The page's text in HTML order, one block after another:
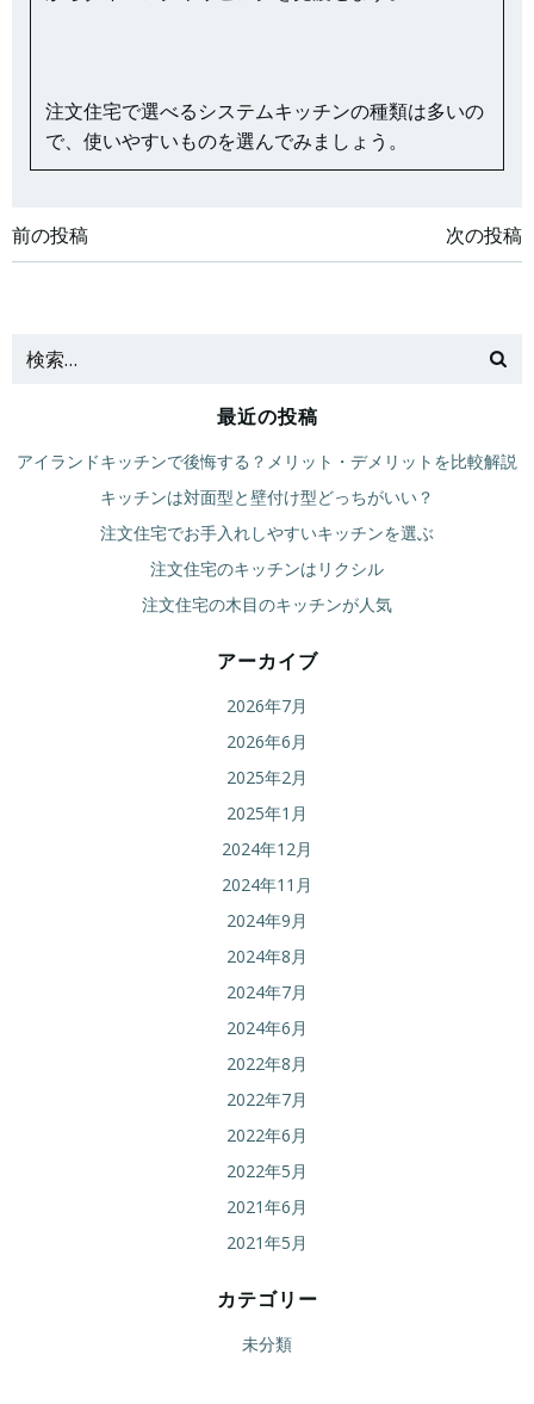
注文住宅で選べるシステムキッチンの種類は多いの
で、使いやすいものを選んでみましょう。
投
ナ
ゲ
前の投稿
ビ
ゲ
ー
シ
ョ
ン
次の投稿
最近の投稿
アイランドキッチンで後悔する？メリット・デメリットを比較解説
キッチンは対面型と壁付け型どっちがいい？
注文住宅でお手入れしやすいキッチンを選ぶ
注文住宅のキッチンはリクシル
注文住宅の木目のキッチンが人気
アーカイブ
2026年7月
2026年6月
2025年2月
2025年1月
2024年12月
2024年11月
2024年9月
2024年8月
2024年7月
2024年6月
2022年8月
2022年7月
2022年6月
2022年5月
2021年6月
2021年5月
カテゴリー
未分類